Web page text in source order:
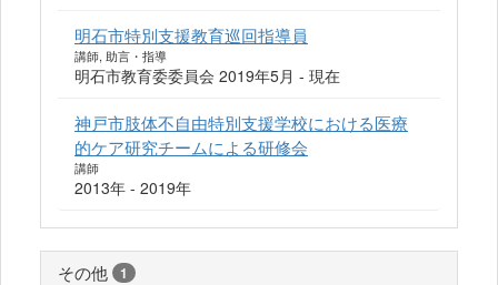
明石市特別支援教育巡回指導員
講師, 助言・指導
明石市教育委委員会 2019年5月 - 現在
神戸市肢体不自由特別支援学校における医療
的ケア研究チームによる研修会
講師
2013年 - 2019年
その他 1